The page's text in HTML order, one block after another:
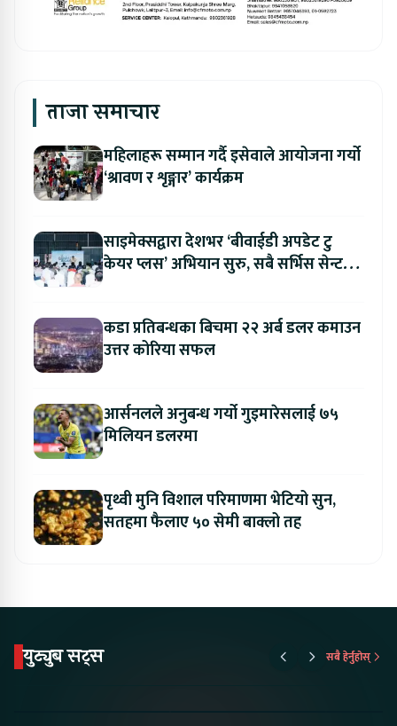
ताजा समाचार
महिलाहरू सम्मान गर्दै इसेवाले आयोजना गर्यो
‘श्रावण र शृङ्गार’ कार्यक्रम
साइमेक्सद्वारा देशभर ‘बीवाईडी अपडेट टु
केयर प्लस’ अभियान सुरु, सबै सर्भिस सेन्टरमा
कडा प्रतिबन्धका बिचमा २२ अर्ब डलर कमाउन
उत्तर कोरिया सफल
आर्सनलले अनुबन्ध गर्यो गुइमारेसलाई ७५
मिलियन डलरमा
पृथ्वी मुनि विशाल परिमाणमा भेटियो सुन,
सतहमा फैलाए ५० सेमी बाक्लो तह
युट्युब सट्स सबै हेर्नुहोस्